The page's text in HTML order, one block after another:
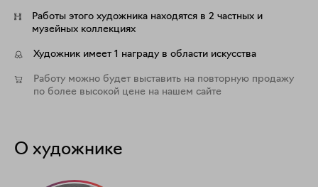
Работы этого художника находятся в 2 частных и
музейных коллекциях
Художник имеет 1 награду в области искусства
Работу можно будет выставить на повторную продажу
по более высокой цене на нашем сайте
О художнике